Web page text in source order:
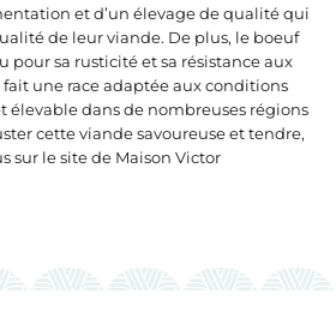
et d’un élevage de qualité qui
de leur viande. De plus, le boeuf
pour sa rusticité et sa résistance aux
une race adaptée aux conditions
élevable dans de nombreuses régions
cette viande savoureuse et tendre,
sur le site de Maison Victor